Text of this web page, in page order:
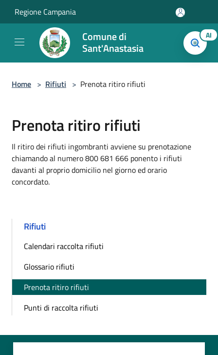
Regione Campania
Comune di
Sant'Anastasia
AI
Home > Rifiuti > Prenota ritiro rifiuti
Prenota ritiro rifiuti
Il ritiro dei rifiuti ingombranti avviene su prenotazione
chiamando al numero 800 681 666 ponento i rifiuti
davanti al proprio domicilio nel giorno ed orario
concordato.
Rifiuti
Calendari raccolta rifiuti
Glossario rifiuti
Prenota ritiro rifiuti
Punti di raccolta rifiuti